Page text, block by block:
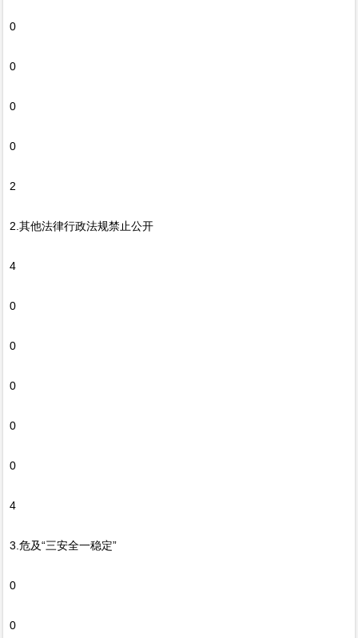
0
0
0
0
2
2.其他法律行政法规禁止公开
4
0
0
0
0
0
4
3.危及“三安全一稳定”
0
0